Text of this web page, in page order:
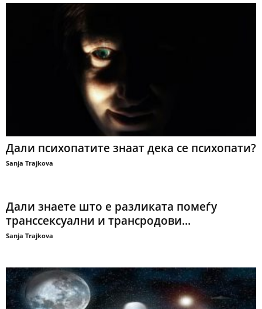
Дали психопатите знаат дека се психопати?
Sanja Trajkova
Дали знаете што е разликата помеѓу
транссексуални и трансродови...
Sanja Trajkova